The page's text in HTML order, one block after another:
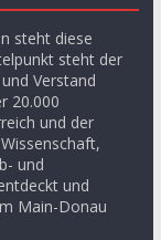
steht diese
steht der
Verstand
20.000
und der
und
und
Main-Donau